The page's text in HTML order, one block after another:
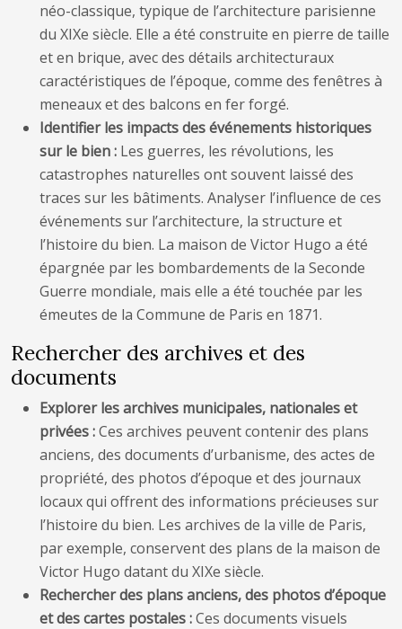
néo-classique, typique de l’architecture parisienne
du XIXe siècle. Elle a été construite en pierre de taille
et en brique, avec des détails architecturaux
caractéristiques de l’époque, comme des fenêtres à
meneaux et des balcons en fer forgé.
Identifier les impacts des événements historiques
sur le bien : Les guerres, les révolutions, les
catastrophes naturelles ont souvent laissé des
traces sur les bâtiments. Analyser l’influence de ces
événements sur l’architecture, la structure et
l’histoire du bien. La maison de Victor Hugo a été
épargnée par les bombardements de la Seconde
Guerre mondiale, mais elle a été touchée par les
émeutes de la Commune de Paris en 1871.
Rechercher des archives et des
documents
Explorer les archives municipales, nationales et
privées :Ces archives peuvent contenir des plans
anciens, des documents d’urbanisme, des actes de
propriété, des photos d’époque et des journaux
locaux qui offrent des informations précieuses sur
l’histoire du bien. Les archives de la ville de Paris,
par exemple, conservent des plans de la maison de
Victor Hugo datant du XIXe siècle.
Rechercher des plans anciens, des photos d’époque
et des cartes postales :Ces documents visuels